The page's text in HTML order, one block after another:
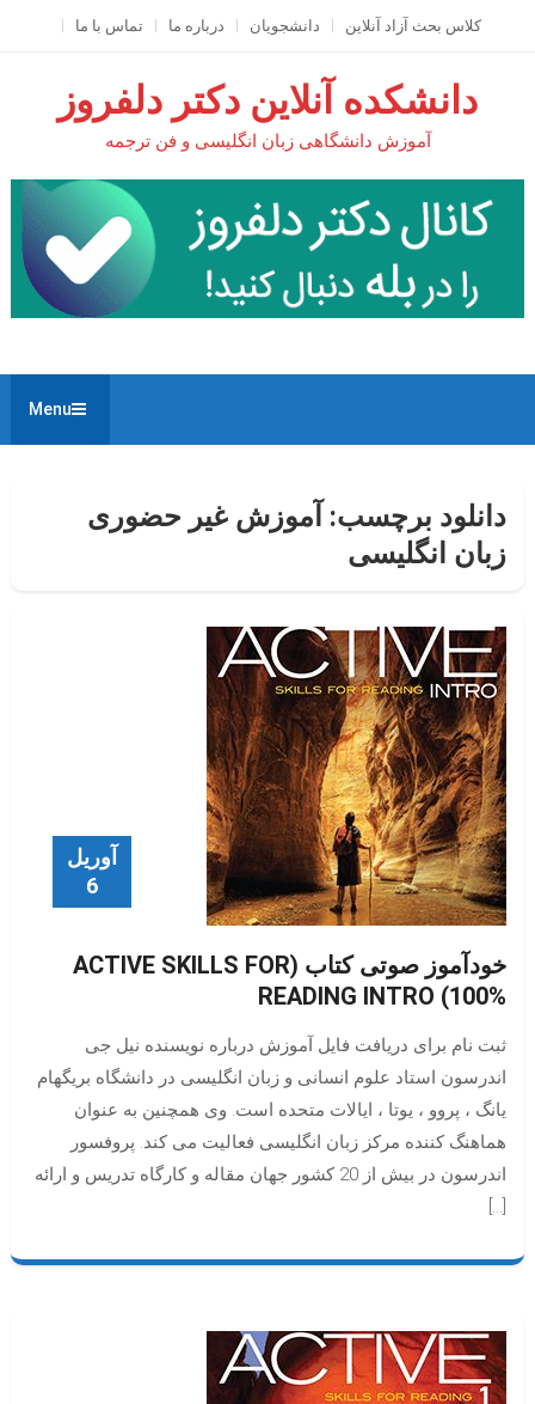
کلاس بحث آزاد آنلاين دانشجویان درباره ما تماس با ما
دانشکده آنلاین دکتر دلفروز
آموزش دانشگاهی زبان انگلیسی و فن ترجمه
Menu
دانلود برچسب: آموزش غیر حضوری
زبان انگلیسی
آوریل
6
خودآموز صوتی کتاب (ACTIVE SKILLS FOR
READING INTRO (100%
ثبت نام برای دریافت فایل آموزش درباره نویسنده نیل جی
اندرسون استاد علوم انسانی و زبان انگلیسی در دانشگاه بریگهام
یانگ ، پروو ، یوتا ، ایالات متحده است. وی همچنین به عنوان
هماهنگ کننده مرکز زبان انگلیسی فعالیت می کند. پروفسور
اندرسون در بیش از 20 کشور جهان مقاله و کارگاه تدریس و ارائه
[…]